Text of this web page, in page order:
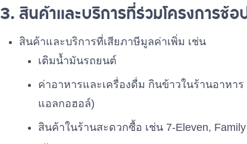
3. สินค้าและบริการที่ร่วมโครงการช้
สินค้าและบริการที่เสียภาษีมูลค่าเพิ่ม เช่น
เติมน้ำมันรถยนต์
ค่าอาหารและเครื่องดื่ม กินข้าวในร้านอาหา
แอลกอฮอล์)
สินค้าในร้านสะดวกซื้อ เช่น 7-Eleven,